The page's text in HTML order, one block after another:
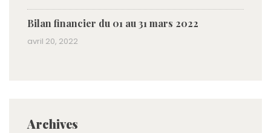
Bilan financier du 01 au 31 mars 2022
avril 20, 2022
Archives